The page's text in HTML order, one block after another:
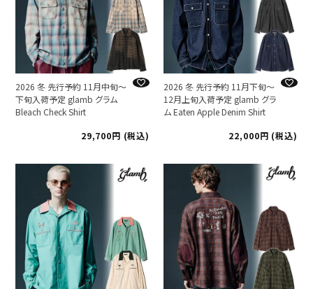
2026 冬 先行予約 11月中旬～
下旬入荷予定 glamb グラム
Bleach Check Shirt
29,700
税込
2026 冬 先行予約 11月下旬～
12月上旬入荷予定 glamb グラ
ム Eaten Apple Denim Shirt
22,000
税込